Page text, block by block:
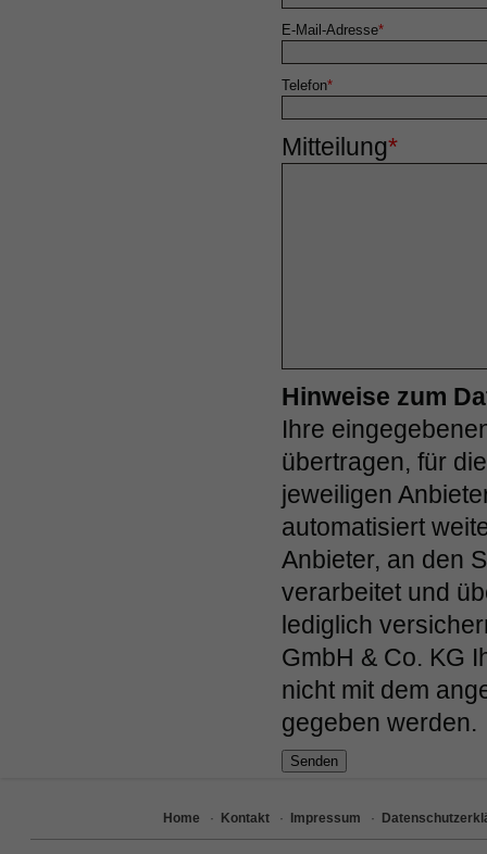
E-Mail-Adresse*
Telefon*
Mitteilung*
Hinweise zum
Ihre
übertragen, für
jeweiligen
automatisiert
Anbieter, an den
verarbeitet und
lediglich
GmbH & Co. KG
nicht mit dem
gegeben werden.
Home · Kontakt · Impressum ·